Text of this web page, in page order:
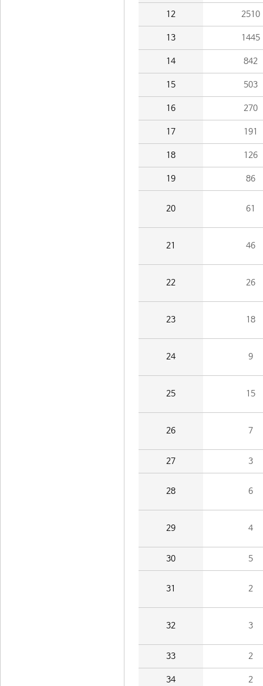
12 2510
13 1445
14 842
15 503
16 270
17 191
18 126
19 86
20 61
21 46
22 26
23 18
24 9
25 15
26 7
27 3
28 6
29 4
30 5
31 2
32 3
33 2
34 2